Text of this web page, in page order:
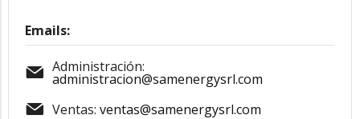
Emails:
Administración:
administracion@samenergysrl.com
Ventas: ventas@samenergysrl.com